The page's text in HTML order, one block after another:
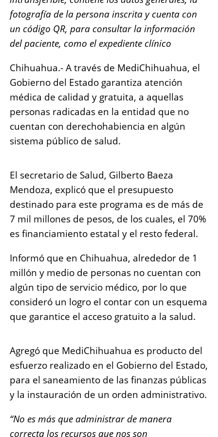
e
b
o
o
k
s
A
p
p
e
n
g
er
l y
Li
n
k
re
fotografía de la persona inscrita y cuenta con
un código QR, para consultar la información
del paciente, como el expediente clínico
Chihuahua.- A través de MediChihuahua, el
Gobierno del Estado garantiza atención
médica de calidad y gratuita, a aquellas
personas radicadas en la entidad que no
cuentan con derechohabiencia en algún
sistema público de salud.
El secretario de Salud, Gilberto Baeza
Mendoza, explicó que el presupuesto
destinado para este programa es de más de
7 mil millones de pesos, de los cuales, el 70%
es financiamiento estatal y el resto federal.
Informó que en Chihuahua, alrededor de 1
millón y medio de personas no cuentan con
algún tipo de servicio médico, por lo que
consideró un logro el contar con un esquema
que garantice el acceso gratuito a la salud.
Agregó que MediChihuahua es producto del
esfuerzo realizado en el Gobierno del Estado,
para el saneamiento de las finanzas públicas
y la instauración de un orden administrativo.
“No es más que administrar de manera
correcta los recursos que nos son